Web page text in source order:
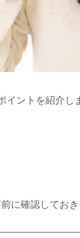
ントを紹介し
に確認しておき